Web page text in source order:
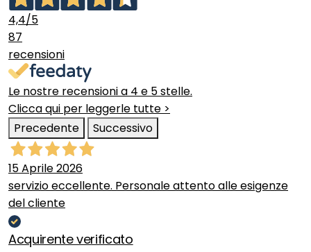
4,4/5
87
recensioni
Le nostre recensioni a 4 e 5 stelle.
Clicca qui per leggerle tutte >
Precedente
Successivo
15 Aprile 2026
servizio eccellente. Personale attento alle esigenze
del cliente
Acquirente verificato